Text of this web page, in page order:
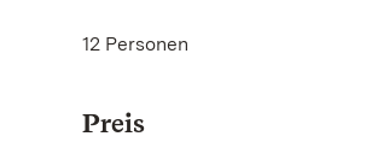
12 Personen
Preis